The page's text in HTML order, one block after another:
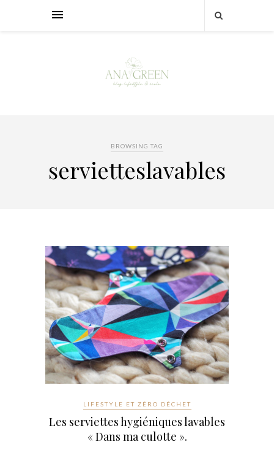
BROWSING TAG
servietteslavables
LIFESTYLE ET ZÉRO DÉCHET
Les serviettes hygiéniques lavables
« Dans ma culotte ».